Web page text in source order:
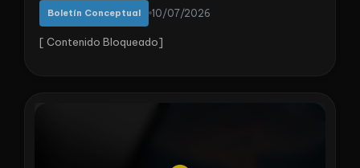
Boletín Conceptual 10/07/2026
[ Contenido Bloqueado]